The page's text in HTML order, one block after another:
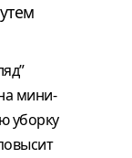
мини-
уборку